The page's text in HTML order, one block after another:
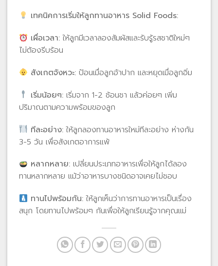
เทคนิคการเริ่มให้ลูกทานอาหาร Solid Foods:
เผื่อเวลา: ให้ลูกมีเวลาลองสัมผัสและรับรู้รสชาติใหม่ๆ
ไม่ต้องรีบร้อน
สังเกตจังหวะ: ป้อนเมื่อลูกอ้าปาก และหยุดเมื่อลูกอิ่ม
เริ่มน้อยๆ: เริ่มจาก 1-2 ช้อนชา แล้วค่อยๆ เพิ่ม
ปริมาณตามความพร้อมของลูก
ทีละอย่าง: ให้ลูกลองทานอาหารใหม่ทีละอย่าง ห่างกัน
3-5 วัน เพื่อสังเกตอาการแพ้
หลากหลาย: เปลี่ยนประเภทอาหารเพื่อให้ลูกได้ลอง
ทานหลากหลาย แม้ว่าอาหารบางชนิดอาจเคยไม่ชอบ
ทานไปพร้อมกัน: ให้ลูกเห็นว่าการทานอาหารเป็นเรื่อง
สนุก โดยทานไปพร้อมๆ กันเพื่อให้ลูกเรียนรู้จากคุณแม่